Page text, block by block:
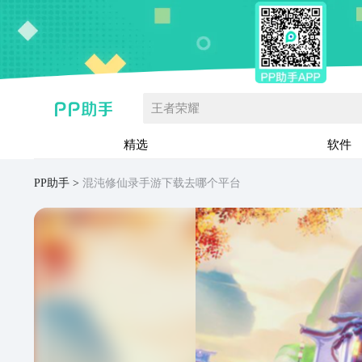
王者荣耀
精选 软件
PP助手 混沌修仙录手游下载去哪个平台